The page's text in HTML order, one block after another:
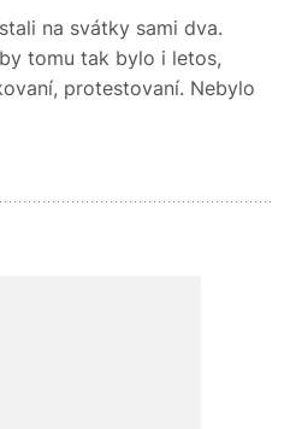
na svátky sami dva.
tomu tak bylo i letos,
protestovaní. Nebylo